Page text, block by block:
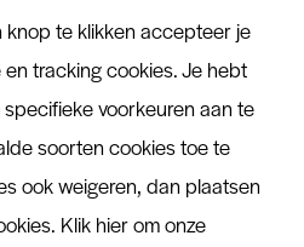
te klikken accepteer je
tracking cookies. Je hebt
voorkeuren aan te
soorten cookies toe te
ook weigeren, dan plaatsen
Klik hier om onze